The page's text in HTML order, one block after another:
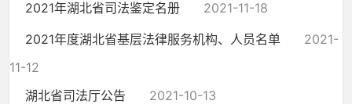
2021年湖北省司法鉴定名册
2021-11-18
2021年度湖北省基层法律服务机构、人员名单
2021-
11-12
湖北省司法厅公告
2021-10-13